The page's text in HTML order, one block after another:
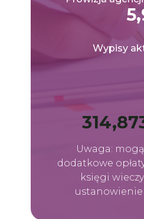
Wypisy
Uwaga:
dodatkowe
księgi